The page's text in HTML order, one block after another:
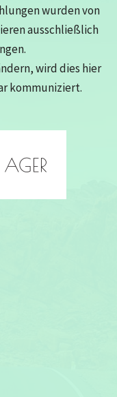
wurden von
ausschließlich
wird dies hier
kommuniziert.